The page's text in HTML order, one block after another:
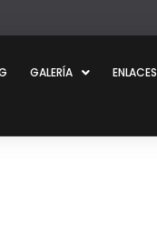
GALERÍA ENLACES